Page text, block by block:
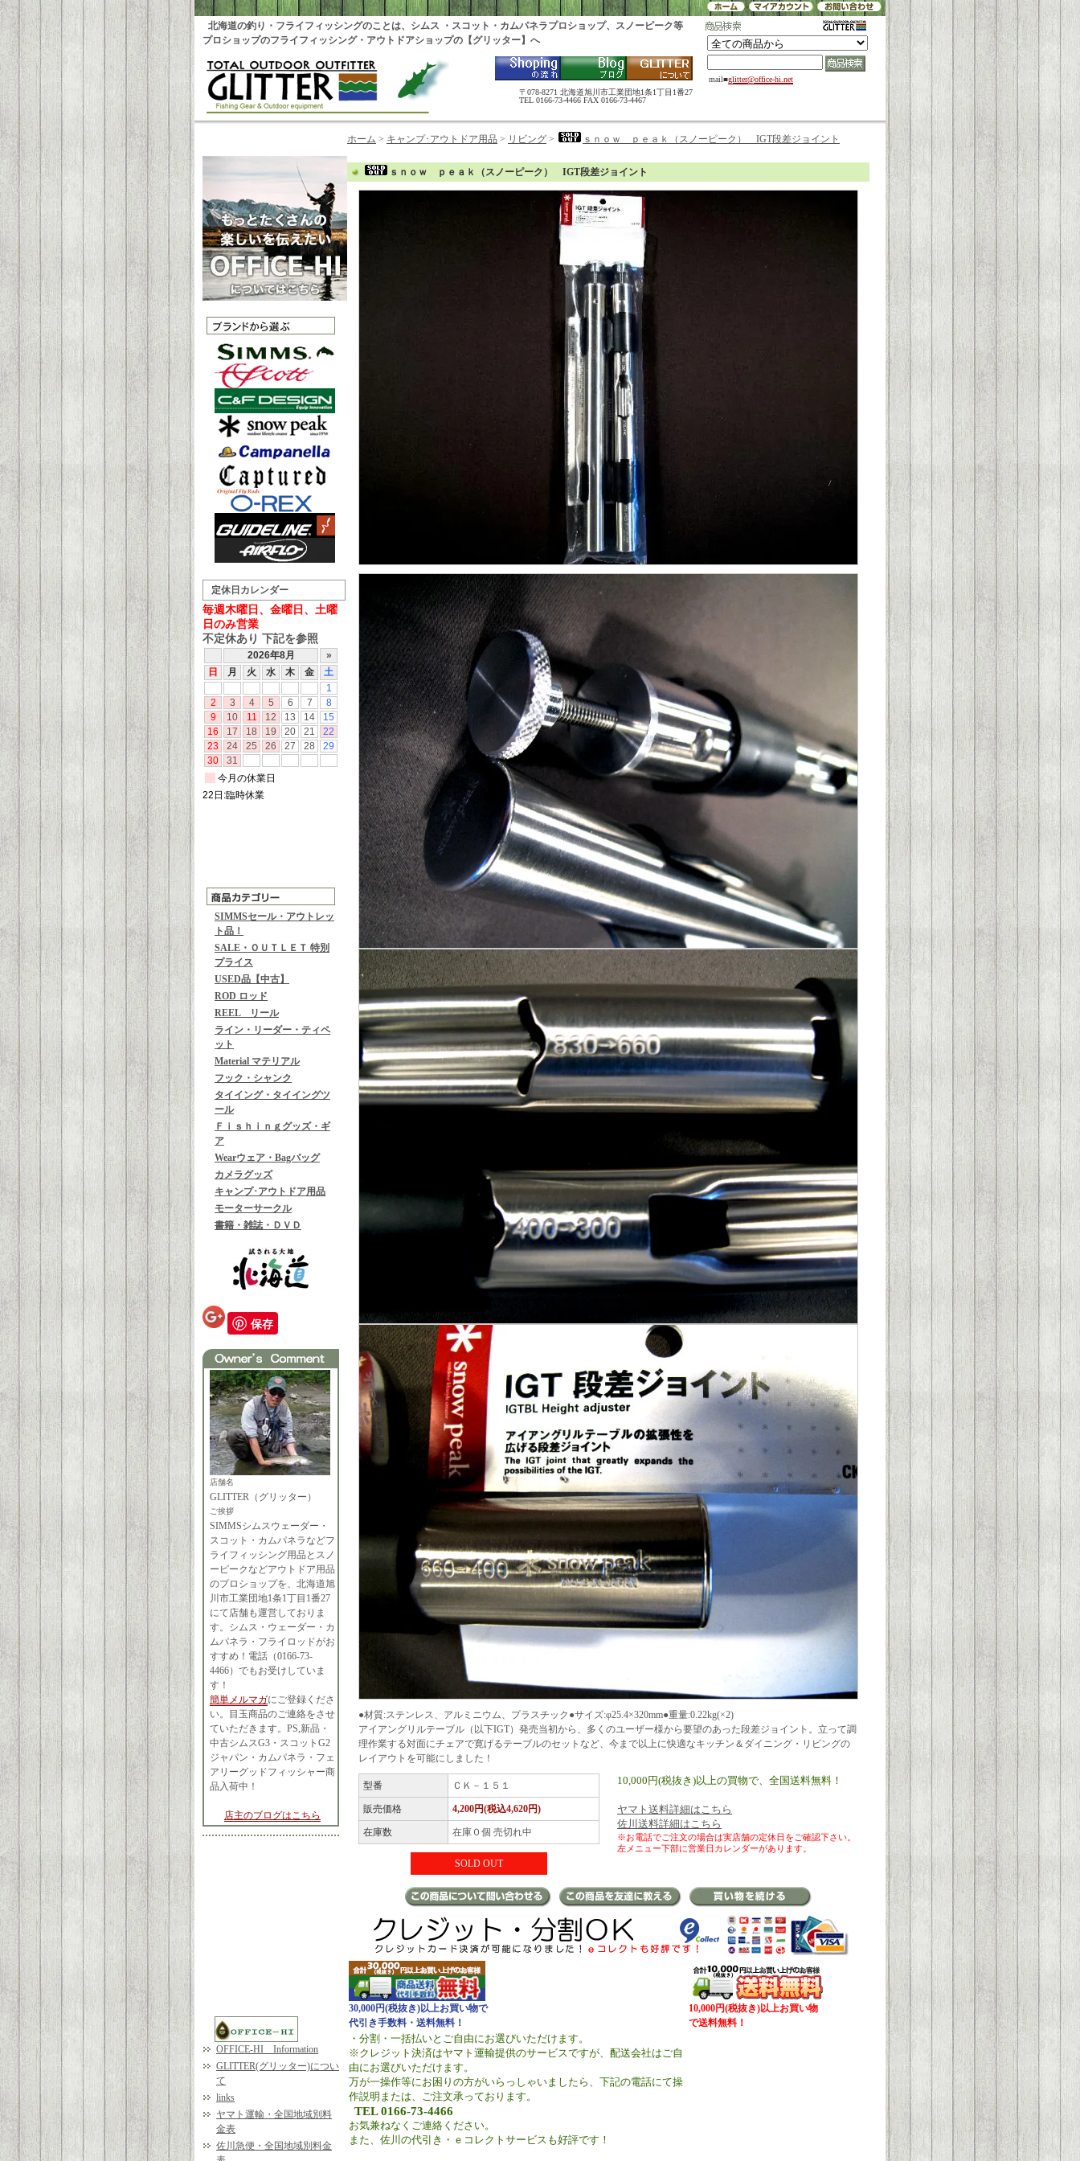
mail■glitter@office-hi.net
北海道の釣り・フライフィッシングのことは、シムス ・スコット・カムパネラプロショップ、スノーピーク等
プロショップのフライフィッシング・アウトドアショップの【グリッター】へ
〒078-8271 北海道旭川市工業団地1条1丁目1番27
TEL 0166-73-4466 FAX 0166-73-4467
定休日カレンダー
毎週木曜日、金曜日、土曜
日のみ営業
不定休あり 下記を参照
SIMMSセール・アウトレッ
ト品！
SALE・ＯＵＴＬＥＴ 特別
プライス
USED品【中古】
ROD ロッド
REEL リール
ライン・リーダー・ティペ
ット
Material マテリアル
フック・シャンク
タイイング・タイイングツ
ール
Ｆｉｓｈｉｎｇグッズ・ギ
ア
Wearウェア・Bagバッグ
カメラグッズ
キャンプ･アウトドア用品
モーターサークル
書籍・雑誌・ＤＶＤ
保存
店舗名
GLITTER（グリッター）
ご挨拶
SIMMSシムスウェーダー・
スコット・カムパネラなどフ
ライフィッシング用品とスノ
ーピークなどアウトドア用品
のプロショップを、北海道旭
川市工業団地1条1丁目1番27
にて店舗も運営しておりま
す。シムス・ウェーダー・カ
ムパネラ・フライロッドがお
すすめ！電話（0166-73-
4466）でもお受けしていま
す！
簡単メルマガにご登録くださ
い。目玉商品のご連絡をさせ
ていただきます。PS,新品・
中古シムスG3・スコットG2
ジャパン・カムパネラ・フェ
アリーグッドフィッシャー商
品入荷中！
店主のブログはこちら
OFFICE-HI Information
GLITTER(グリッター)につい
て
links
ヤマト運輸・全国地域別料
金表
佐川急便・全国地域別料金
ホーム > キャンプ･アウトドア用品 > リビング > ｓｎｏｗ ｐｅａｋ（スノーピーク） IGT段差ジョイント
ｓｎｏｗ ｐｅａｋ（スノーピーク） IGT段差ジョイント
●材質:ステンレス、アルミニウム、プラスチック●サイズ:φ25.4×320mm●重量:0.22kg(×2)
アイアングリルテーブル（以下IGT）発売当初から、多くのユーザー様から要望のあった段差ジョイント。立って調
理作業する対面にチェアで寛げるテーブルのセットなど、今まで以上に快適なキッチン＆ダイニング・リビングの
レイアウトを可能にしました！
型番 ＣＫ－１５１
販売価格 4,200円(税込4,620円)
在庫数 在庫０個 売切れ中
SOLD OUT
10,000円(税抜き)以上の買物で、全国送料無料！
ヤマト送料詳細はこちら
佐川送料詳細はこちら
※お電話でご注文の場合は実店舗の定休日をご確認下さい。
左メニュー下部に営業日カレンダーがあります。
30,000円(税抜き)以上お買い物で
代引き手数料・送料無料！
10,000円(税抜き)以上お買い物
で送料無料！
・分割・一括払いとご自由にお選びいただけます。
※クレジット決済はヤマト運輸提供のサービスですが、配送会社はご自
由にお選びいただけます。
万が一操作等にお困りの方がいらっしゃいましたら、下記の電話にて操
作説明または、ご注文承っております。
TEL 0166-73-4466
お気兼ねなくご連絡ください。
また、佐川の代引き・ｅコレクトサービスも好評です！